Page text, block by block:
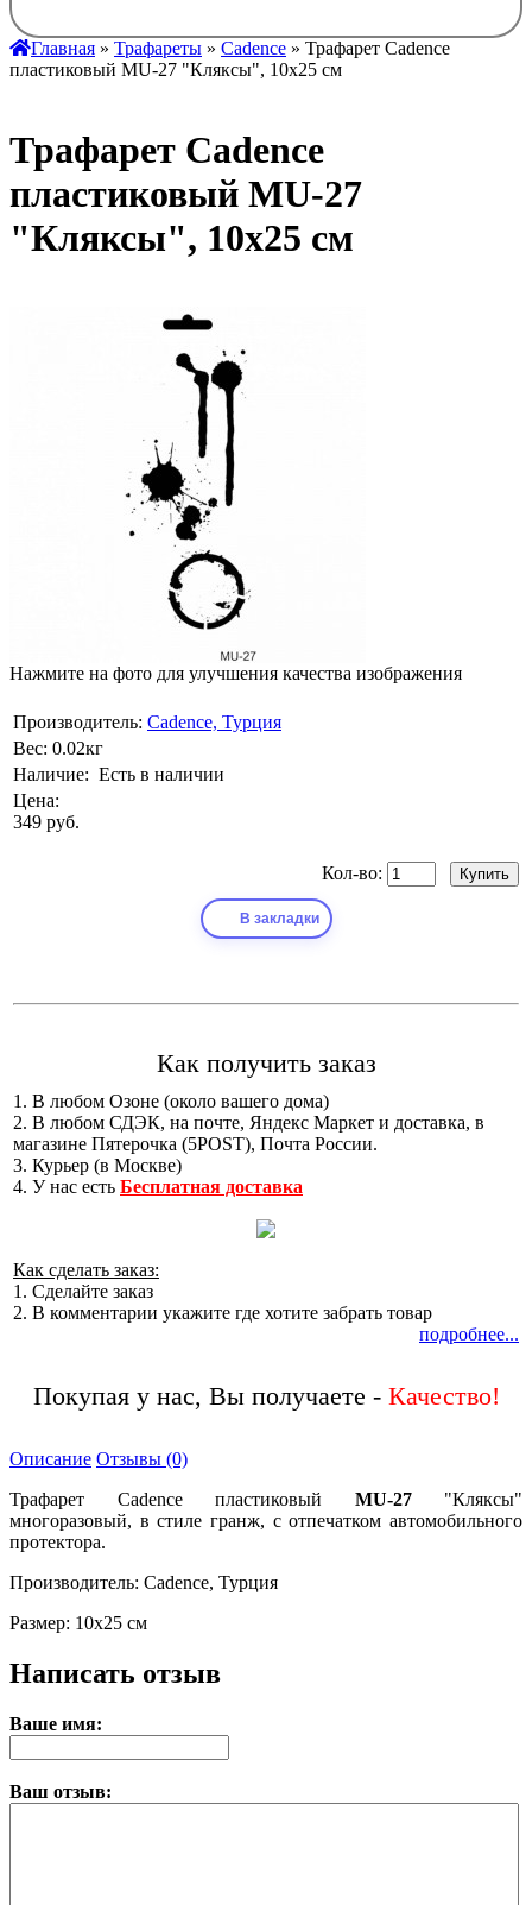
Главная » Трафареты » Cadence » Трафарет Cadence
пластиковый MU-27 "Кляксы", 10х25 см
Трафарет Cadence
пластиковый MU-27
"Кляксы", 10х25 см
Нажмите на фото для улучшения качества изображения
Производитель: Cadence, Турция
Вес: 0.02кг
Наличие: Есть в наличии
Цена:
349 руб.
Кол-во:
В закладки
Как получить заказ
1. В любом Озоне (около вашего дома)
2. В любом СДЭК, на почте, Яндекс Маркет и доставка, в
магазине Пятерочка (5POST), Почта России.
3. Курьер (в Москве)
4. У нас есть Бесплатная доставка
Как сделать заказ:
1. Сделайте заказ
2. В комментарии укажите где хотите забрать товар
подробнее...
Покупая у нас, Вы получаете -
Описание Отзывы (0)
Трафарет Cadence пластиковый MU-27"Кляксы"
многоразовый, в стиле гранж, с отпечатком автомобильного
протектора.
Производитель: Cadence, Турция
Размер: 10х25 см
Написать отзыв
Ваше имя:
Ваш отзыв: